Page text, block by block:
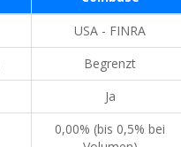
USA - FINRA
Begrenzt
Ja
0,00% (bis 0,5% bei